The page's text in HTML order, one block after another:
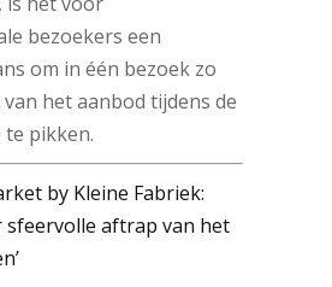
bezoekers een
om in één bezoek zo
het aanbod tijdens de
te pikken.
by Kleine Fabriek:
sfeervolle aftrap van het